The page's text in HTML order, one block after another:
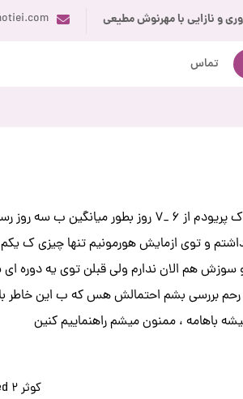
و نازایی با مهرنوش مطیعی
تماس
سلام خانم دکتر وقتتون بخیر، من حدود دو سال نیم
لگن و خارش و سوزش هم الان ندارم ولی قبلن
رحم بررسی بشم احتمالش هس که ب این خاطر
باهامه ، ممنون میشم راهنماییم کنین
کوثرasked۲ سال قبل